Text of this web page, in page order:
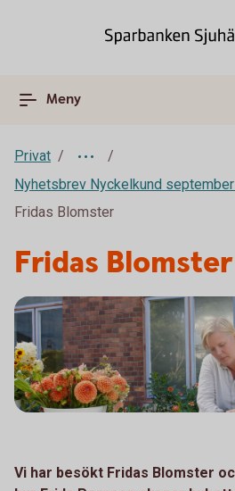
Meny
Privat
Nyhetsbrev Nyckelkund
Fridas Blomster
Fridas Blomster
Vi har besökt Fridas Blomster